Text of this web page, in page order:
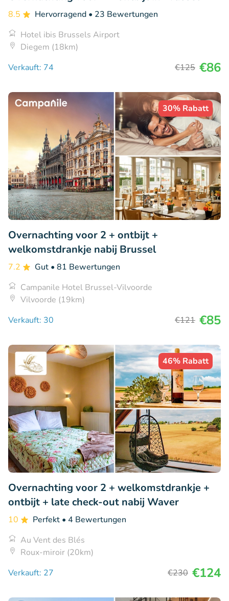
8.5 Hervorragend • 23 Bewertungen
Hotel ibis Brussels Airport
Diegem (18km)
Verkauft: 74
€125 €86
30% Rabatt
Overnachting voor 2 + ontbijt +
welkomstdrankje nabij Brussel
7.2 Gut • 81 Bewertungen
Campanile Hotel Brussel-Vilvoorde
Vilvoorde (19km)
Verkauft: 30
€121 €85
46% Rabatt
Overnachting voor 2 + welkomstdrankje +
ontbijt + late check-out nabij Waver
10 Perfekt • 4 Bewertungen
Au Vent des Blés
Roux-miroir (20km)
Verkauft: 27
€230 €124